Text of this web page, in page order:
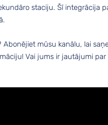
staciju. Šī integrācija
Abonējiet mūsu kanālu, lai
Vai jums ir jautājumi